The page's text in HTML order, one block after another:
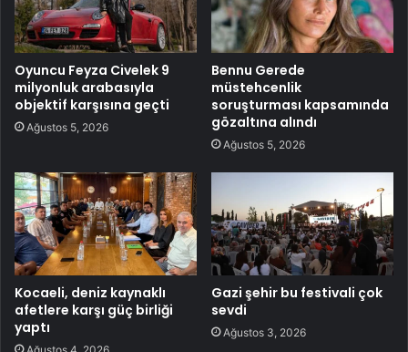
Oyuncu Feyza Civelek 9
milyonluk arabasıyla
objektif karşısına geçti
Ağustos 5, 2026
Bennu Gerede
müstehcenlik
soruşturması kapsamında
gözaltına alındı
Ağustos 5, 2026
Kocaeli, deniz kaynaklı
afetlere karşı güç birliği
yaptı
Gazi şehir bu festivali çok
sevdi
Ağustos 3, 2026